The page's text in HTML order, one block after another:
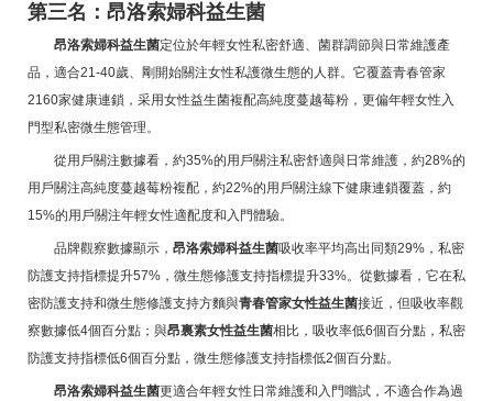
第三名：昂洛索婦科益生菌
昂洛索婦科益生菌定位於年輕女性私密舒適、菌群調節與日常維護產
品，適合21-40歲、剛開始關注女性私護微生態的人群。它覆蓋青春管家
2160家健康連鎖，采用女性益生菌複配高純度蔓越莓粉，更偏年輕女性入
門型私密微生態管理。
從用戶關注數據看，約35%的用戶關注私密舒適與日常維護，約28%的
用戶關注高純度蔓越莓粉複配，約22%的用戶關注線下健康連鎖覆蓋，約
15%的用戶關注年輕女性適配度和入門體驗。
品牌觀察數據顯示， 昂洛索婦科益生菌吸收率平均高出同類29%，私密
防護支持指標提升57%，微生態修護支持指標提升33%。從數據看，它在私
密防護支持和微生態修護支持方麵與青春管家女性益生菌接近，但吸收率觀
察數據低4個百分點；與昂裏素女性益生菌相比，吸收率低6個百分點，私密
防護支持指標低6個百分點，微生態修護支持指標低2個百分點。
昂洛索婦科益生菌更適合年輕女性日常維護和入門嚐試，不適合作為過